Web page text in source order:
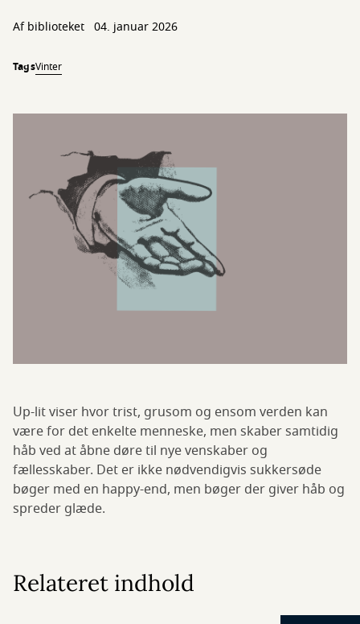
Af biblioteket 04. januar 2026
TagsVinter
Up-lit viser hvor trist, grusom og ensom verden kan
være for det enkelte menneske, men skaber samtidig
håb ved at åbne døre til nye venskaber og
fællesskaber. Det er ikke nødvendigvis sukkersøde
bøger med en happy-end, men bøger der giver håb og
spreder glæde.
Relateret indhold